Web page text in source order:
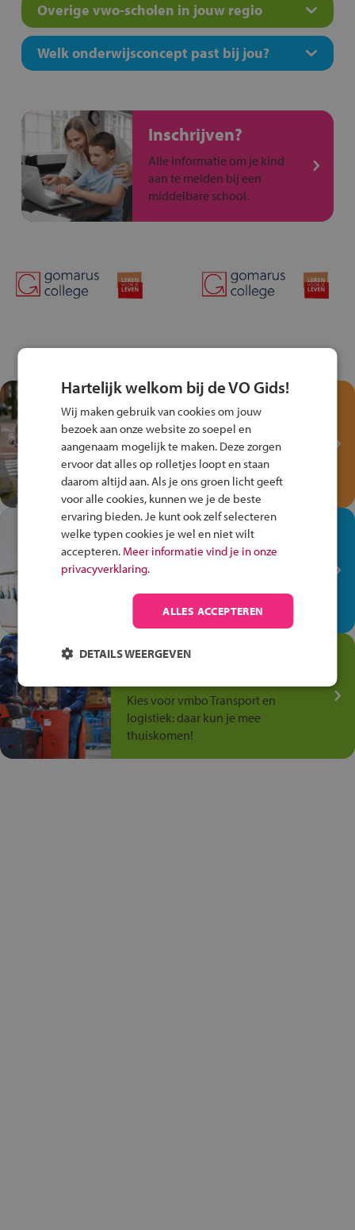
Overige vwo-scholen in jouw regio
Welk onderwijsconcept past bij jou?
Inschrijven?
Alle informatie om je kind
aan te melden bij een
middelbare school.
Test je kennis met het
Fiets Veilig
Verkeersspel!
Speel het Fiets Veilig Verkeersspel
en win een Cortina-fiets!
In de winkel ben je op je
plek!
Ontdek via het vmbo jouw talent
op de winkelvloer, waar elke dag
anders is!
Jouw talent in de
Kies voor vmbo Transport en
logistiek: daar kun je mee
thuiskomen!
Hartelijk welkom bij de VO Gids!
Wij maken gebruik van cookies om jouw
bezoek aan onze website zo soepel en
aangenaam mogelijk te maken. Deze zorgen
ervoor dat alles op rolletjes loopt en staan
daarom altijd aan. Als je ons groen licht geeft
voor alle cookies, kunnen we je de beste
ervaring bieden. Je kunt ook zelf selecteren
welke typen cookies je wel en niet wilt
accepteren. Meer informatie vind je in onze
privacyverklaring.
ALLES ACCEPTEREN
DETAILS WEERGEVEN